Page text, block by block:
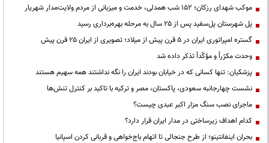
موکب شهدای رزکان؛ ۱۵۲ شب همدلی، خدمت و میزبانی از مردم ولایت‌مدار شهریار
پل شهرستان پل‌سفید پس از ۲۵ سال به مرحله بهره‌برداری رسید
گستره امپراتوری ایران در ۵ قرن پیش از میلاد؛ تصویری از ایران ۲۵ قرن پیش
وحدت مکرّراً و مؤکّداً تذکر داده شد
پزشکیان: تنها کسانی که در خیابان بودند ایران را نگه نداشتند همه سهیم هستند
نشست چهارجانبه سعودی، پاکستان، مصر و ترکیه با تاکید بر کنترل تنش‌ها
ماجرای نصب سنگ مزار اکبر عبدی چیست؟
کدام اهداف زیرساختی در مدار ایران قرار دارد؟
بحران اینفانتینو؛ از طرح جنجالی تا اتهام باج‌خواهی و قربانی کردن اسپانیا